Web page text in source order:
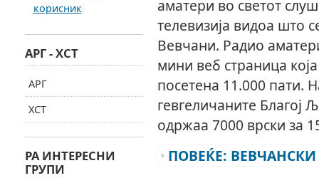
аматери во светот
телевизија видоа што
Вевчани. Радио
мини веб страница
посетена 11.000 пати.
гевгеличаните Благој
одржаа 7000 врски за
ПОВЕЌЕ: ВЕВЧАНСКИ
корисник
АРГ - ХСТ
АРГ
ХСТ
РА ИНТЕРЕСНИ
ГРУПИ